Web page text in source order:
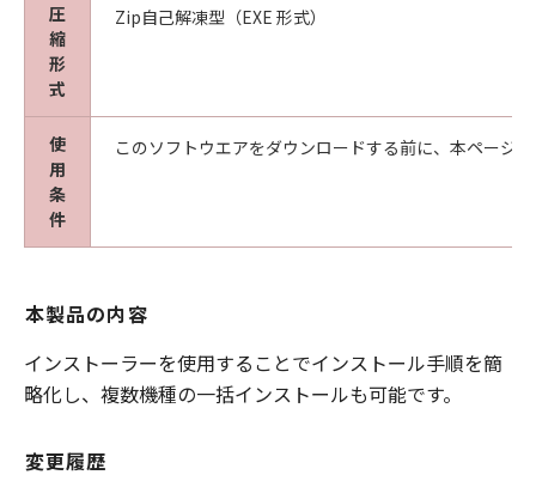
圧
縮
形
式
Zip自己解凍型（EXE 形式）
使
用
条
件
このソフトウエアをダウンロードする前に、本ページ
本製品の内容
インストーラーを使用することでインストール手順を簡
略化し、複数機種の一括インストールも可能です。
変更履歴